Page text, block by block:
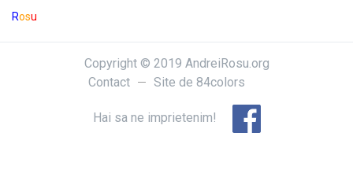
Rosu
Copyright © 2019 AndreiRosu.org
Contact
Site de 84colors
Hai sa ne imprietenim!